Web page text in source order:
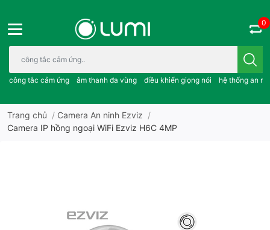
Bạn cần tìm gì..; công tắc cảm ứng..; âm thanh đa vùng ; điều
công tắc cảm ứng âm thanh đa vùng điều khiển giọng nói hệ thống an
0
Trang chủ / Camera An ninh Ezviz /
Camera IP hồng ngoại WiFi Ezviz H6C 4MP